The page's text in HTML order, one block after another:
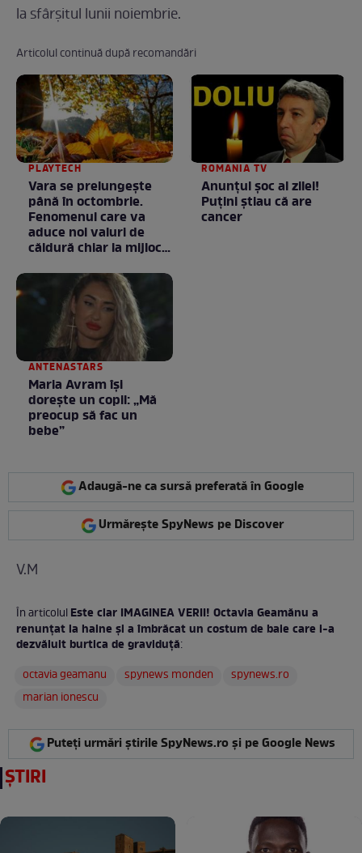
la sfârşitul lunii noiembrie.
Articolul continuă după recomandări
PLAYTECH
Vara se prelungeşte
până în octombrie.
Fenomenul care va
aduce noi valuri de
căldură chiar la mijlocul
ROMANIA TV
Anunţul şoc al zilei!
Puţini ştiau că are
cancer
ANTENASTARS
Maria Avram își
dorește un copil: „Mă
preocup să fac un
bebe”
Adaugă-ne ca sursă preferată în Google
Urmărește SpyNews pe Discover
V.M
În articolulEste clar IMAGINEA VERII! Octavia Geamănu a
renunțat la haine și a îmbrăcat un costum de baie care i-a
dezvăluit burtica de graviduță:
octavia geamanu
spynews monden
spynews.ro
marian ionescu
Puteți urmări știrile SpyNews.ro și pe Google News
ȘTIRI